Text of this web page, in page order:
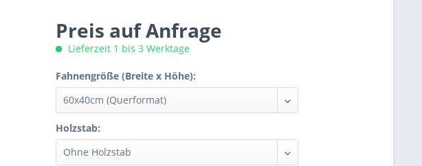
Preis auf Anfrage
Lieferzeit 1 bis 3 Werktage
Fahnengröße (Breite x Höhe):
Holzstab: